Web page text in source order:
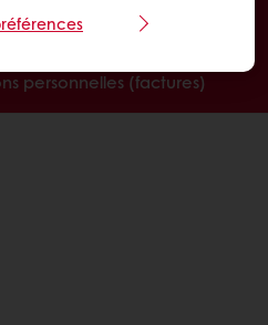
personnelles (factures)